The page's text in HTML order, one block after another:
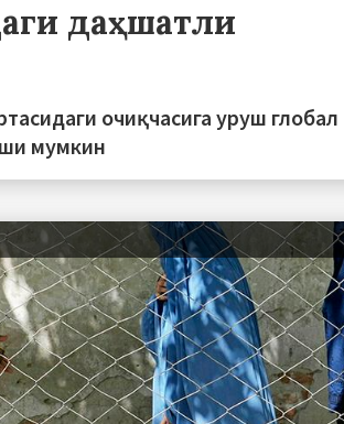
даҳшатли
очиқчасига уруш глобал
мумкин